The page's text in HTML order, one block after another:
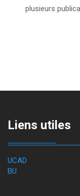
plusieurs
Liens utiles
UCAD
BU